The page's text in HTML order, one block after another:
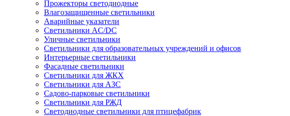
Прожекторы светодиодные
Влагозащищенные светильники
Аварийные указатели
Светильники AC/DC
Уличные светильники
Светильники для образовательных учреждений и офисов
Интерьерные светильники
Фасадные светильники
Светильники для ЖКХ
Светильники для АЗС
Садово-парковые светильники
Светильники для РЖД
Светодиодные светильники для птицефабрик